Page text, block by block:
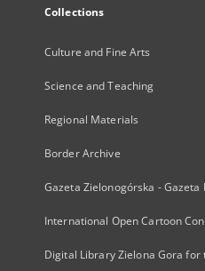
Collections
Culture and Fine Arts
Science and Teaching
Regional Materials
Border Archive
Gazeta Zielonogórska - Gazeta
International Open Cartoon
Digital Library Zielona Gora for